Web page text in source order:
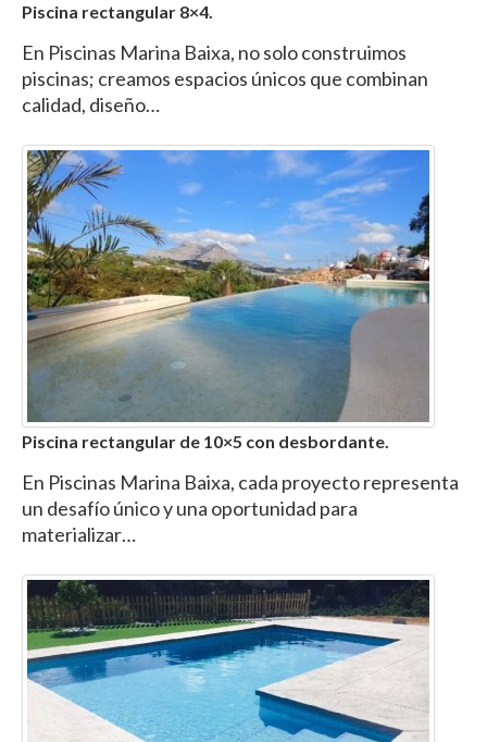
Piscina rectangular 8×4.
En Piscinas Marina Baixa, no solo construimos
piscinas; creamos espacios únicos que combinan
calidad, diseño…
Piscina rectangular de 10×5 con desbordante.
En Piscinas Marina Baixa, cada proyecto representa
un desafío único y una oportunidad para
materializar…